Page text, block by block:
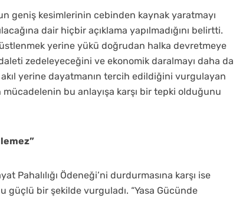
geniş kesimlerinin cebinden kaynak yaratmayı
dair hiçbir açıklama yapılmadığını belirtti.
yerine yükü doğrudan halka devretmeye
zedeleyeceğini ve ekonomik daralmayı daha da
yerine dayatmanın tercih edildiğini vurgulayan
bu anlayışa karşı bir tepki olduğunu
Pahalılığı Ödeneği’ni durdurmasına karşı ise
bir şekilde vurguladı. “Yasa Gücünde